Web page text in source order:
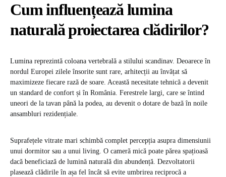
Cum influențează lumina
naturală proiectarea clădirilor?
Lumina reprezintă coloana vertebrală a stilului scandinav. Deoarece în
nordul Europei zilele însorite sunt rare, arhitecții au învățat să
maximizeze fiecare rază de soare. Această necesitate tehnică a devenit
un standard de confort și în România. Ferestrele largi, care se întind
uneori de la tavan până la podea, au devenit o dotare de bază în noile
ansambluri rezidențiale.
Suprafețele vitrate mari schimbă complet percepția asupra dimensiunii
unui dormitor sau a unui living. O cameră mică poate părea spațioasă
dacă beneficiază de lumină naturală din abundență. Dezvoltatorii
plasează clădirile în așa fel încât să evite umbrirea reciprocă a